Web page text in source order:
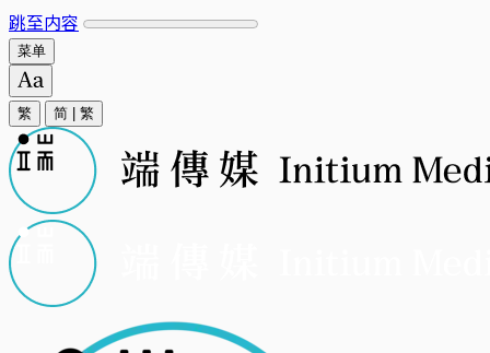
跳至内容
菜单
繁 简 繁